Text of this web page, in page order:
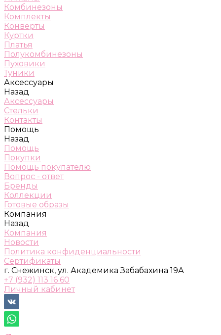
Комбинезоны
Комплекты
Конверты
Куртки
Платья
Полукомбинезоны
Пуховики
Туники
Аксессуары
Назад
Аксессуары
Стельки
Контакты
Помощь
Назад
Помощь
Покупки
Помощь покупателю
Вопрос - ответ
Бренды
Коллекции
Готовые образы
Компания
Назад
Компания
Новости
Политика конфиденциальности
Сертификаты
г. Снежинск, ул. Академика Забабахина 19А
+7 (932) 113 16 60
Личный кабинет